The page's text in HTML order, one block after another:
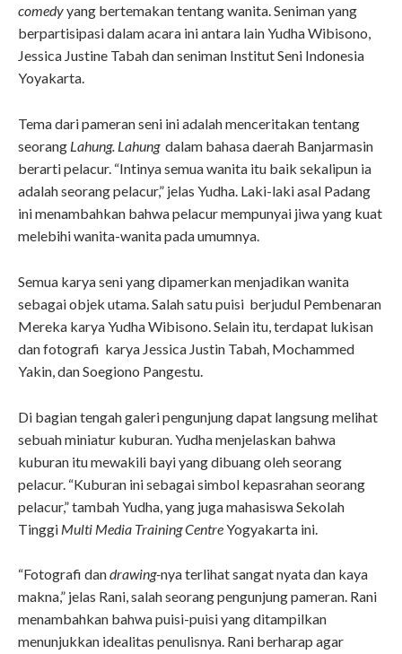
comedyyang bertemakan tentang wanita. Seniman yang
berpartisipasi dalam acara ini antara lain Yudha Wibisono,
Jessica Justine Tabah dan seniman Institut Seni Indonesia
Yoyakarta.
Tema dari pameran seni ini adalah menceritakan tentang
seorang Lahung. Lahungdalam bahasa daerah Banjarmasin
berarti pelacur. “Intinya semua wanita itu baik sekalipun ia
adalah seorang pelacur,” jelas Yudha. Laki-laki asal Padang
ini menambahkan bahwa pelacur mempunyai jiwa yang kuat
melebihi wanita-wanita pada umumnya.
Semua karya seni yang dipamerkan menjadikan wanita
sebagai objek utama. Salah satu puisi berjudul Pembenaran
Mereka karya Yudha Wibisono. Selain itu, terdapat lukisan
dan fotografi karya Jessica Justin Tabah, Mochammed
Yakin, dan Soegiono Pangestu.
Di bagian tengah galeri pengunjung dapat langsung melihat
sebuah miniatur kuburan. Yudha menjelaskan bahwa
kuburan itu mewakili bayi yang dibuang oleh seorang
pelacur. “Kuburan ini sebagai simbol kepasrahan seorang
pelacur,” tambah Yudha, yang juga mahasiswa Sekolah
Tinggi Multi Media Training CentreYogyakarta ini.
“Fotografi dandrawing-nya terlihat sangat nyata dan kaya
makna,” jelas Rani, salah seorang pengunjung pameran. Rani
menambahkan bahwa puisi-puisi yang ditampilkan
menunjukkan idealitas penulisnya. Rani berharap agar